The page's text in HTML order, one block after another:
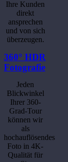
Ihre Kunden
direkt
ansprechen
und von sich
überzeugen.
360° HDR
Fotografie
Jeden
Blickwinkel
Ihrer 360-
Grad-Tour
können wir
als
hochauflösendes
Foto in 4K-
Qualität für